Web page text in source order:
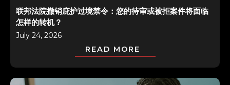
联邦法院撤销庇护过境禁令：您的待审或被拒案件将面临
怎样的转机？
July 24, 2026
READ MORE